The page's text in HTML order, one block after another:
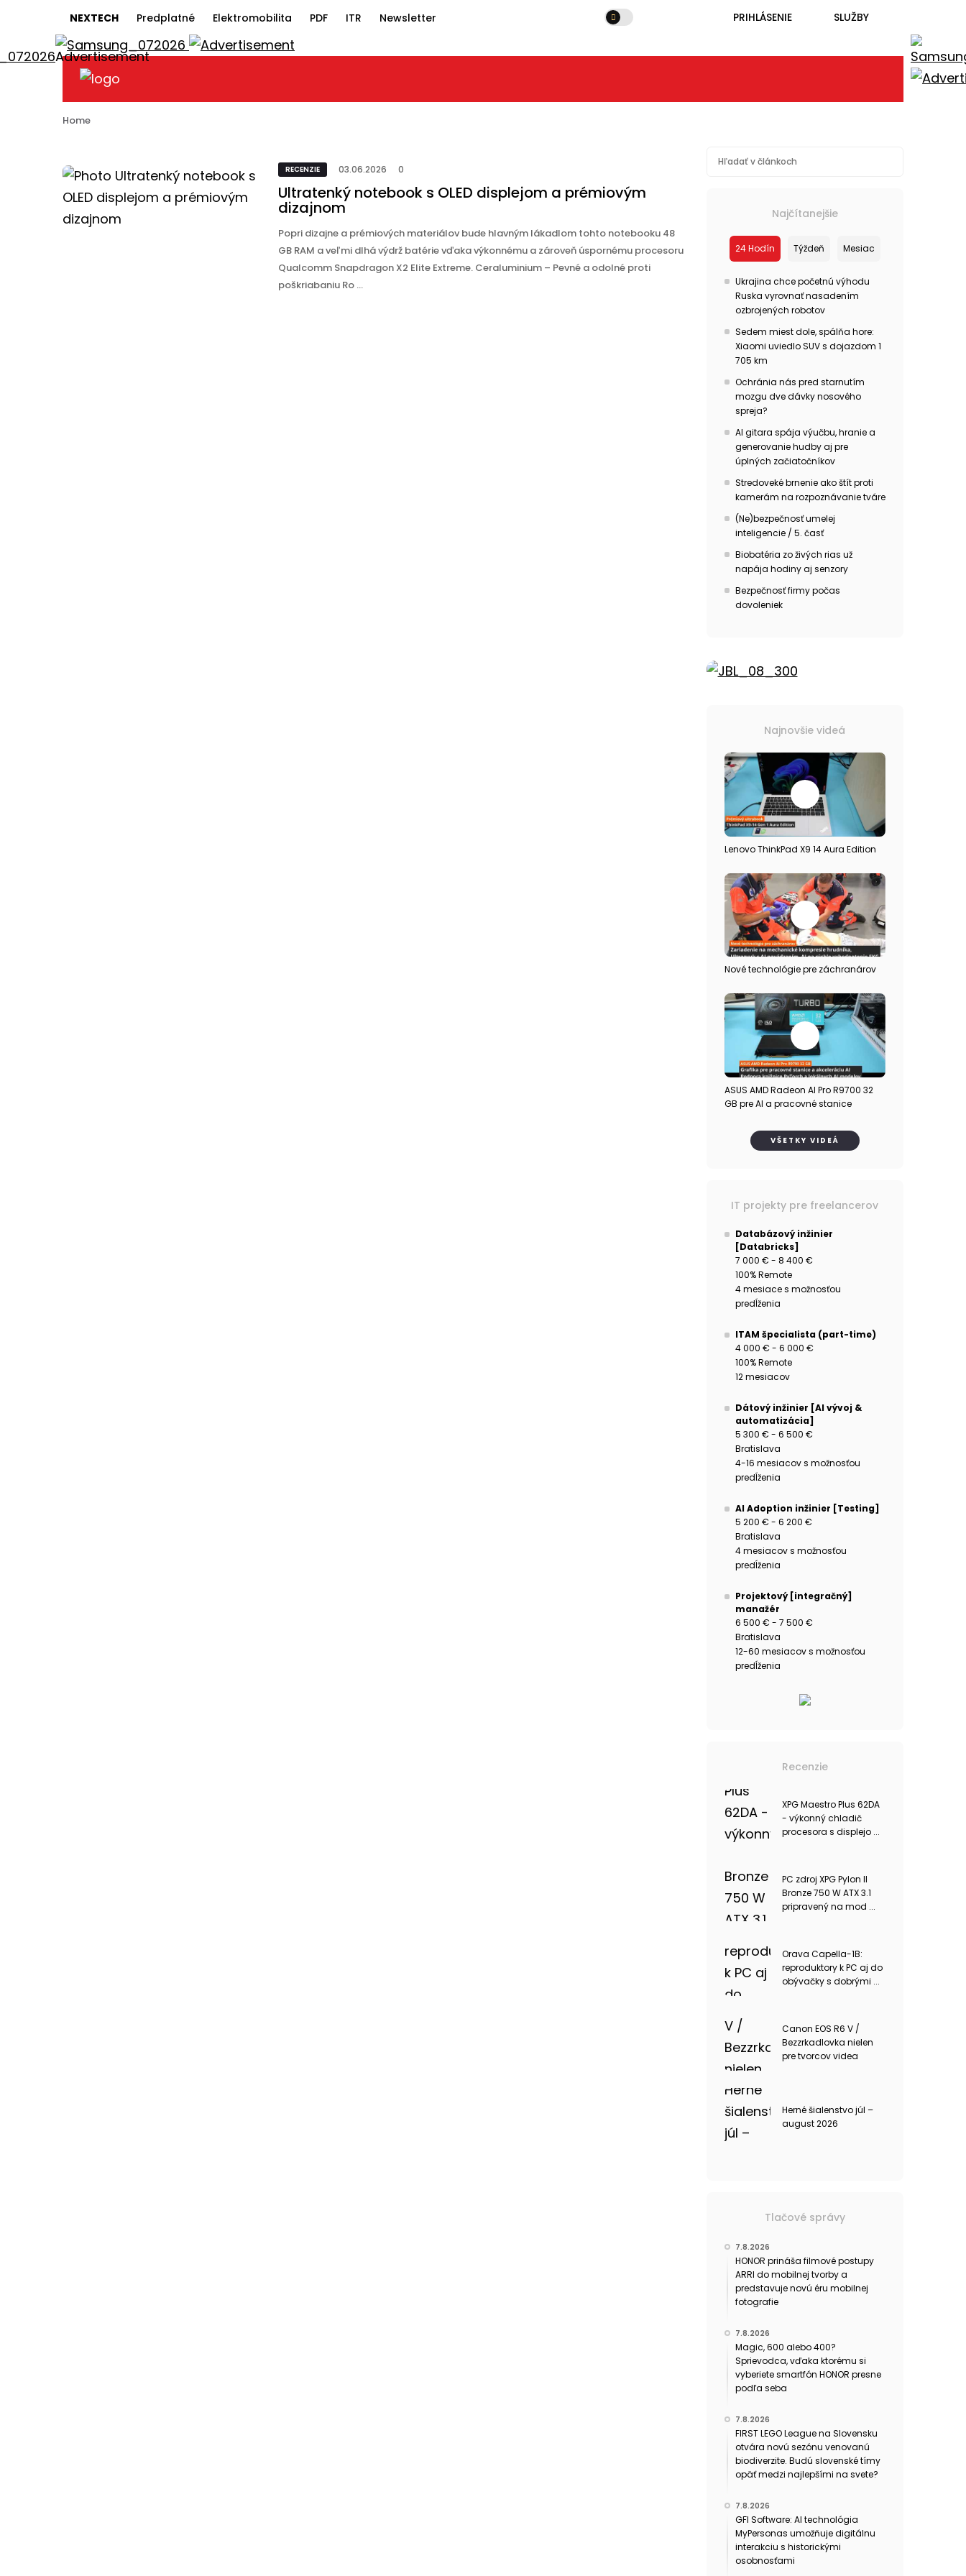
NEXTECH Predplatné Elektromobilita PDF ITR Newsletter PRIHLÁSENIE SLUŽBY
Home
RECENZIE
Ultratenký notebook s OLED displejom a prémiovým
dizajnom
RECENZIE 03.06.2026 0
Ultratenký notebook s OLED displejom a prémiovým
dizajnom
Popri dizajne a prémiových materiálov bude hlavným lákadlom tohto notebooku 48
GB RAM a veľmi dlhá výdrž batérie vďaka výkonnému a zároveň úspornému procesoru
Qualcomm Snapdragon X2 Elite Extreme. Ceraluminium – Pevné a odolné proti
poškriabaniu Ro ...
Najčítanejšie
24 Hodín Týždeň Mesiac
Ukrajina chce početnú výhodu
Ruska vyrovnať nasadením
ozbrojených robotov
Sedem miest dole, spálňa hore:
Xiaomi uviedlo SUV s dojazdom 1
705 km
Ochránia nás pred starnutím
mozgu dve dávky nosového
spreja?
AI gitara spája výučbu, hranie a
generovanie hudby aj pre
úplných začiatočníkov
Stredoveké brnenie ako štít proti
kamerám na rozpoznávanie tváre
(Ne)bezpečnosť umelej
inteligencie / 5. časť
Biobatéria zo živých rias už
napája hodiny aj senzory
Bezpečnosť firmy počas
dovoleniek
Najnovšie videá
Lenovo ThinkPad X9 14 Aura Edition
Nové technológie pre záchranárov
ASUS AMD Radeon AI Pro R9700 32
GB pre AI a pracovné stanice
VŠETKY VIDEÁ
IT projekty pre freelancerov
Databázový inžinier
[Databricks]
7 000 € - 8 400 €
100% Remote
4 mesiace s možnosťou
predĺženia
ITAM špecialista (part-time)
4 000 € - 6 000 €
100% Remote
12 mesiacov
Dátový inžinier [AI vývoj &
automatizácia]
5 300 € - 6 500 €
Bratislava
4-16 mesiacov s možnosťou
predĺženia
AI Adoption inžinier [Testing]
5 200 € - 6 200 €
Bratislava
4 mesiacov s možnosťou
predĺženia
Projektový [integračný]
manažér
6 500 € - 7 500 €
Bratislava
12-60 mesiacov s možnosťou
predĺženia
Recenzie
XPG Maestro Plus 62DA
- výkonný chladič
procesora s displejo ...
PC zdroj XPG Pylon II
Bronze 750 W ATX 3.1
pripravený na mod ...
Orava Capella-1B:
reproduktory k PC aj do
obývačky s dobrými ...
Canon EOS R6 V /
Bezzrkadlovka nielen
pre tvorcov videa
Herné šialenstvo júl –
august 2026
Tlačové správy
7.8.2026
HONOR prináša filmové postupy
ARRI do mobilnej tvorby a
predstavuje novú éru mobilnej
fotografie
7.8.2026
Magic, 600 alebo 400?
Sprievodca, vďaka ktorému si
vyberiete smartfón HONOR presne
podľa seba
7.8.2026
FIRST LEGO League na Slovensku
otvára novú sezónu venovanú
biodiverzite. Budú slovenské tímy
opäť medzi najlepšími na svete?
7.8.2026
GFI Software: AI technológia
MyPersonas umožňuje digitálnu
interakciu s historickými
osobnosťami